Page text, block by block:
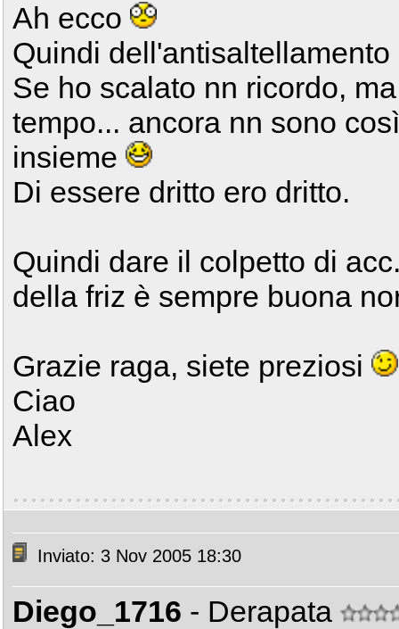
Ah ecco
Quindi
Se ho scalato nn ricordo,
tempo... ancora nn sono
insieme
Di essere dritto ero dritto.
Quindi dare il colpetto di
della friz è sempre buona
Grazie raga, siete preziosi
Ciao
Alex
Inviato: 3 Nov 2005 18:30
Diego_1716 - Derapata